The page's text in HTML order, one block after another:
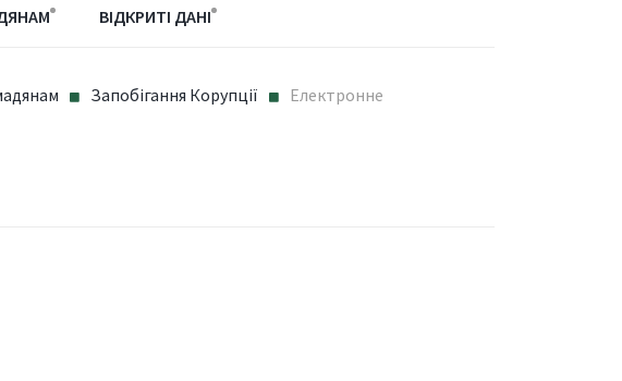
ВІДКРИТІ ДАНІ
Запобігання Корупції
Електронне